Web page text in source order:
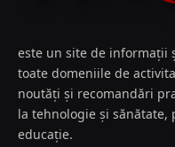
este un site de informații
toate domeniile de
noutăți și recomandări
la tehnologie și sănătate,
educație.